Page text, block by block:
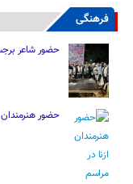
فرهنگی
حضور شاعر
حضور هنرمندان